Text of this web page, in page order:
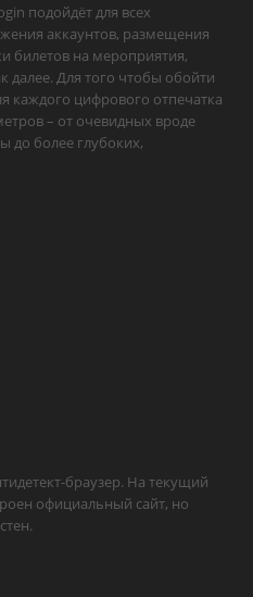
подойдёт для всех
аккаунтов, размещения
билетов на мероприятия,
далее. Для того чтобы обойти
каждого цифрового отпечатка
– от очевидных вроде
до более глубоких,
браузер. На текущий
официальный сайт, но